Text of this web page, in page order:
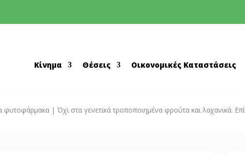
Κίνημα Θέσεις Οικονομικές Καταστάσεις
| Όχι στα γενετικά τροποποιημένα φρούτα και λαχανικά.